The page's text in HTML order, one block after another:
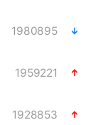
1980895
1959221
1928853